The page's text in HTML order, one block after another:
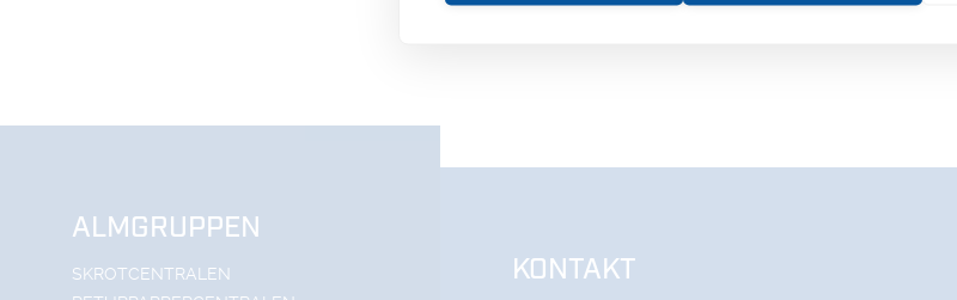
ALMGRUPPEN
SKROTCENTRALEN
KONTAKT